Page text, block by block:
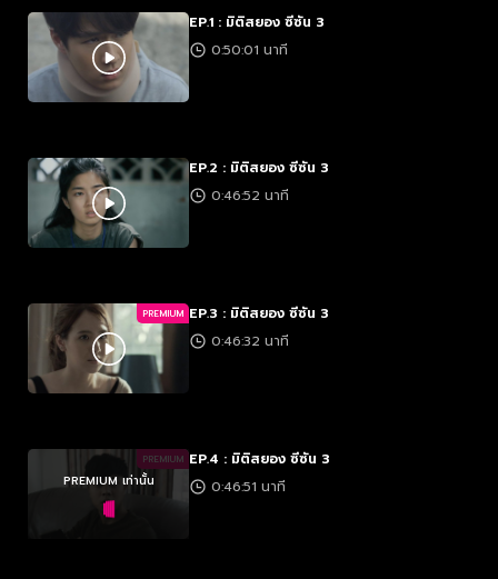
EP.1 : มิติสยอง ซีซัน 3
0:50:01 นาที
EP.2 : มิติสยอง ซีซัน 3
0:46:52 นาที
PREMIUM EP.3 : มิติสยอง ซีซัน 3
0:46:32 นาที
PREMIUM
PREMIUM เท่านั้น
EP.4 : มิติสยอง ซีซัน 3
0:46:51 นาที